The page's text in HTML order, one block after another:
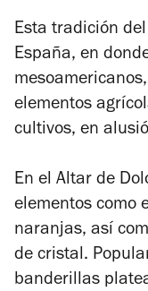
Esta tradición
España, en
elementos
cultivos, en
En el Altar de
elementos como
naranjas, así
de cristal.
banderillas